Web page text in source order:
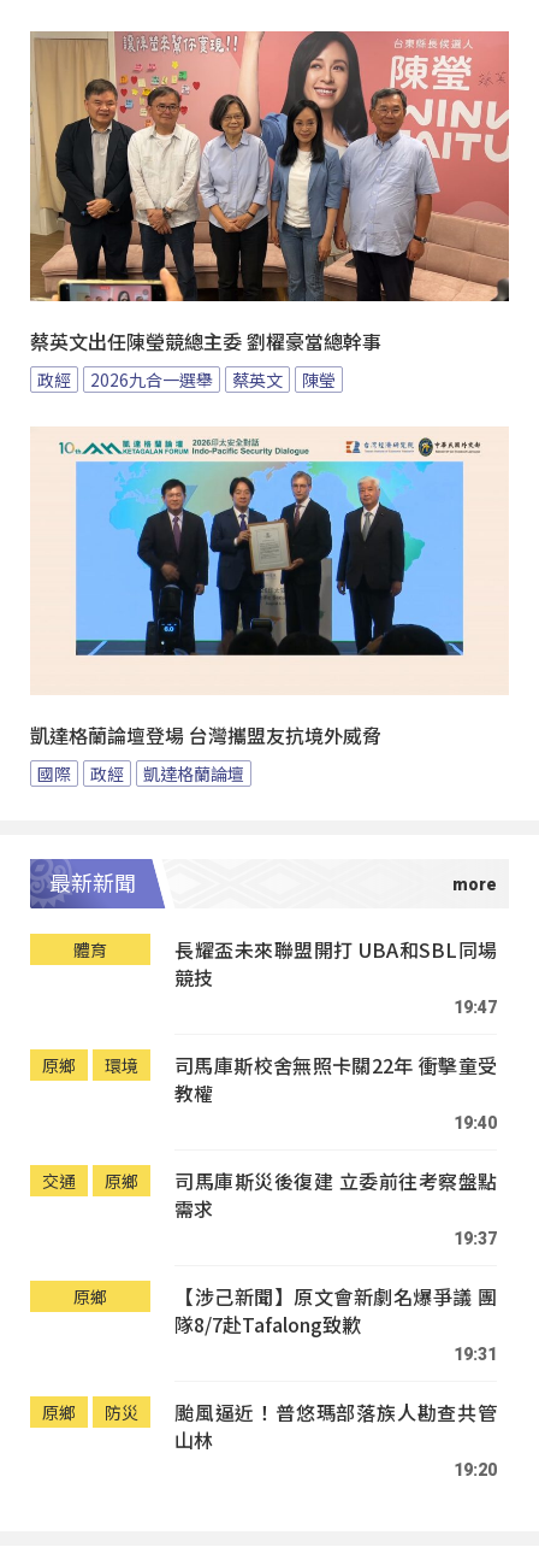
蔡英文出任陳瑩競總主委 劉櫂豪當總幹事
政經 2026九合一選舉 蔡英文 陳瑩
凱達格蘭論壇登場 台灣攜盟友抗境外威脅
國際 政經 凱達格蘭論壇
最新新聞
體育
長耀盃未來聯盟開打 UBA和SBL同場
競技
19:47
原鄉 環境
司馬庫斯校舍無照卡關22年 衝擊童受
教權
19:40
交通 原鄉
司馬庫斯災後復建 立委前往考察盤點
需求
19:37
原鄉
【涉己新聞】原文會新劇名爆爭議 團
隊8/7赴Tafalong致歉
19:31
原鄉 防災
颱風逼近！普悠瑪部落族人勘查共管
山林
19:20